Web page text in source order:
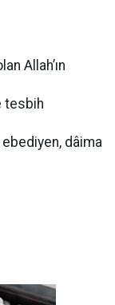
Allah’ın
tesbih
ebediyen, dâima